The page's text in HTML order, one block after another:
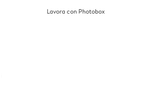
Lavora con Photobox